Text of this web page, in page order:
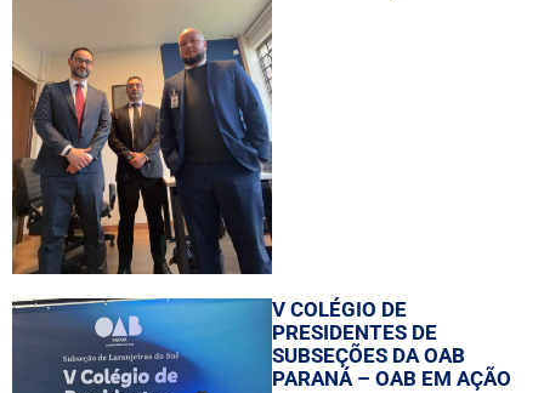
V COLÉGIO DE
PRESIDENTES DE
SUBSEÇÕES DA OAB
PARANÁ – OAB EM AÇÃO